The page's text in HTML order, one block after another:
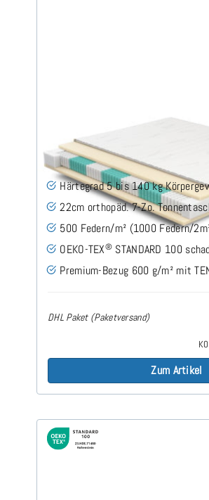
SERA H5 (TENCEL™ Lyocell)
Härtegrad 5 bis 140 kg
22cm orthopäd. 7-Zo.
500 Federn/m² (1000 Federn/
OEKO-TEX® STANDARD 100
Premium-Bezug 600 g/m² mit
DHL Paket (Paketversand)
Zum Artikel